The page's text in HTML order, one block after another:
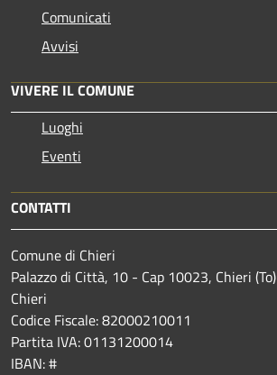
Comunicati
Avvisi
VIVERE IL COMUNE
Luoghi
Eventi
CONTATTI
Comune di Chieri
Palazzo di Città, 10 - Cap 10023, Chieri
Chieri
Codice Fiscale: 82000210011
Partita IVA: 01131200014
IBAN: #